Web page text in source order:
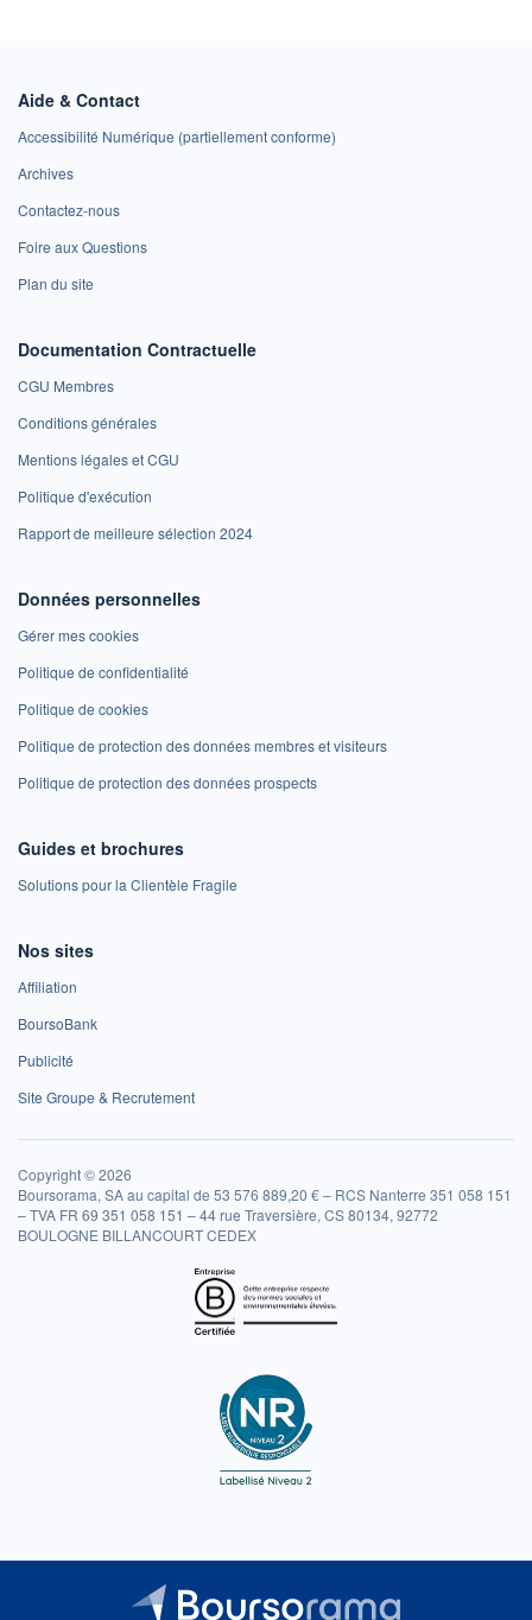
Aide & Contact
Accessibilité Numérique (partiellement conforme)
Archives
Contactez-nous
Foire aux Questions
Plan du site
Documentation Contractuelle
CGU Membres
Conditions générales
Mentions légales et CGU
Politique d'exécution
Rapport de meilleure sélection 2024
Données personnelles
Gérer mes cookies
Politique de confidentialité
Politique de cookies
Politique de protection des données membres et visiteurs
Politique de protection des données prospects
Guides et brochures
Solutions pour la Clientèle Fragile
Nos sites
Affiliation
BoursoBank
Publicité
Site Groupe & Recrutement
Copyright © 2026
Boursorama, SA au capital de 53 576 889,20 € – RCS Nanterre 351 058 151
– TVA FR 69 351 058 151 – 44 rue Traversière, CS 80134, 92772
BOULOGNE BILLANCOURT CEDEX